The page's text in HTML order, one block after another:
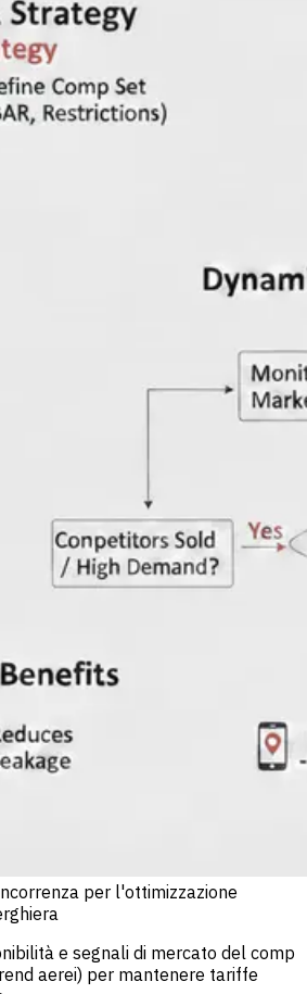
per l'ottimizzazione
e segnali di mercato del comp
aerei) per mantenere tariffe